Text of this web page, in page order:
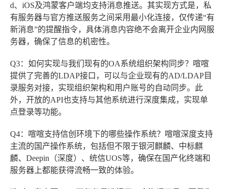
d、iOS及鸿蒙客户端均支持消息推送。其实现方式是，私
有服务器与官方推送服务之间采用最小化连接，仅传递“有
新消息”的提醒指令，具体消息内容绝不会离开企业内网服
务器，确保了信息的机密性。
Q3：如何实现与我们现有的OA系统组织架构同步？ 喧喧
提供了完善的LDAP接口，可以与企业现有的AD/LDAP目
录服务对接，实现组织架构和用户账号的自动同步。此
外，开放的API也支持与其他系统进行深度集成，实现单
点登录等功能。
Q4：喧喧支持信创环境下的哪些操作系统？ 喧喧深度支持
主流的国产操作系统，包括但不限于银河麒麟、中标麒
麟、Deepin（深度）、统信UOS等，确保在国产化终端和
服务器上都能获得流畅一致的体验。